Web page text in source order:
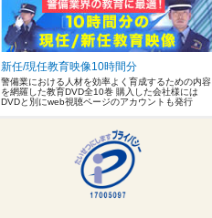
新任/現任教育映像10時間分
警備業における人材を効率よく育成するための内容
を網羅した教育DVD全10巻 購入した会社様には
DVDと別にweb視聴ページのアカウントも発行